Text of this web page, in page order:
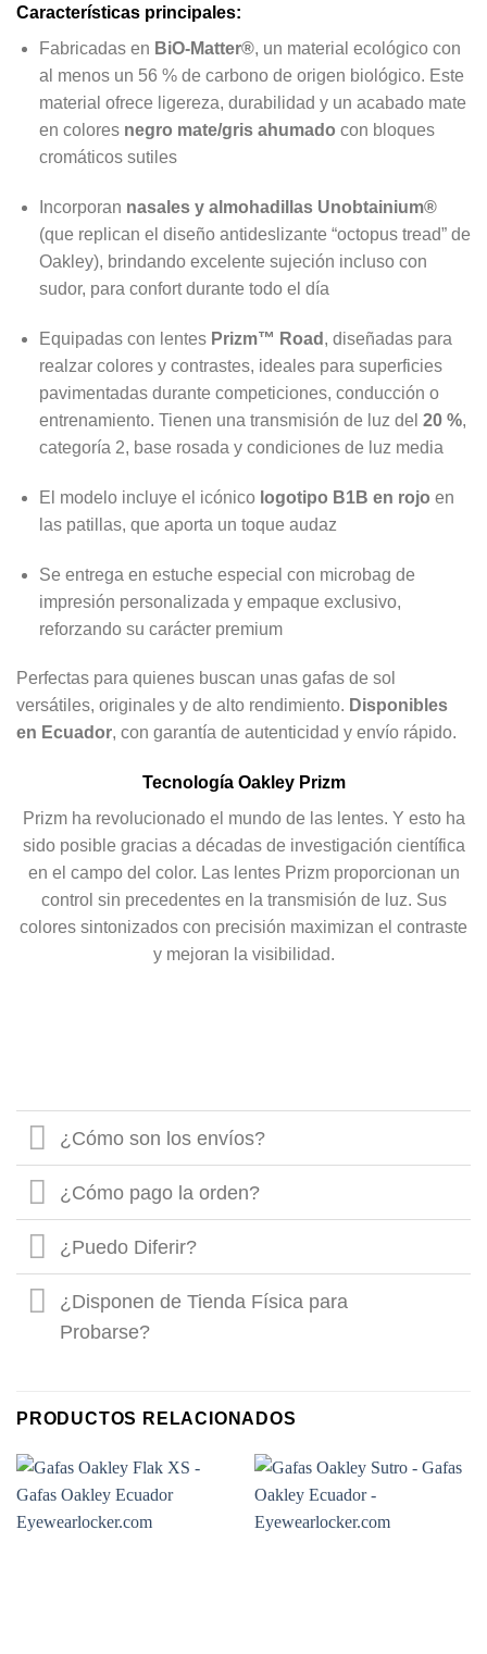
Características principales:
Fabricadas en BiO-Matter®, un material ecológico con
al menos un 56 % de carbono de origen biológico. Este
material ofrece ligereza, durabilidad y un acabado mate
en colores negro mate/gris ahumado con bloques
cromáticos sutiles
Incorporan nasales y almohadillas Unobtainium®
(que replican el diseño antideslizante “octopus tread” de
Oakley), brindando excelente sujeción incluso con
sudor, para confort durante todo el día
Equipadas con lentes Prizm™ Road , diseñadas para
realzar colores y contrastes, ideales para superficies
pavimentadas durante competiciones, conducción o
entrenamiento. Tienen una transmisión de luz del 20 %,
categoría 2, base rosada y condiciones de luz media
El modelo incluye el icónico logotipo B1B en rojo en
las patillas, que aporta un toque audaz
Se entrega en estuche especial con microbag de
impresión personalizada y empaque exclusivo,
reforzando su carácter premium
Perfectas para quienes buscan unas gafas de sol
versátiles, originales y de alto rendimiento. Disponibles
en Ecuador, con garantía de autenticidad y envío rápido.
Tecnología Oakley Prizm
Prizm ha revolucionado el mundo de las lentes. Y esto ha
sido posible gracias a décadas de investigación científica
en el campo del color. Las lentes Prizm proporcionan un
control sin precedentes en la transmisión de luz. Sus
colores sintonizados con precisión maximizan el contraste
y mejoran la visibilidad.
¿Cómo son los envíos?
¿Cómo pago la orden?
¿Puedo Diferir?
¿Disponen de Tienda Física para
Probarse?
PRODUCTOS RELACIONADOS